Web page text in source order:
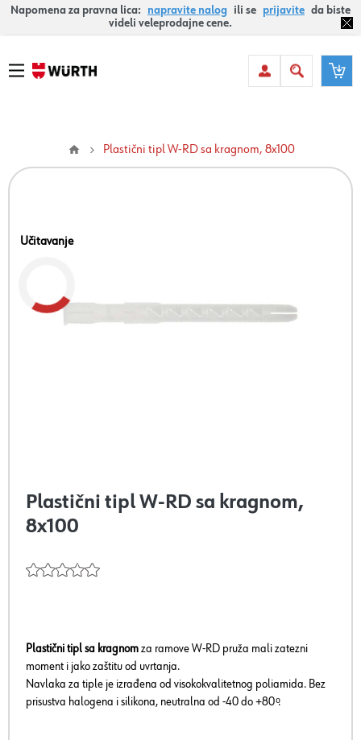
Napomena za pravna lica: napravite nalog ili se prijavite da biste
videli veleprodajne cene.
Plastični tipl W-RD sa kragnom, 8x100
Učitavanje
Plastični tipl W-RD sa kragnom,
8x100
Plastični tipl sa kragnom za ramove W-RD pruža mali zatezni
moment i jako zaštitu od uvrtanja.
Navlaka za tiple je izrađena od visokokvalitetnog poliamida. Bez
prisustva halogena i silikona, neutralna od -40 do +80 ͦ.